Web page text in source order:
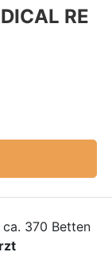
RE
370 Betten